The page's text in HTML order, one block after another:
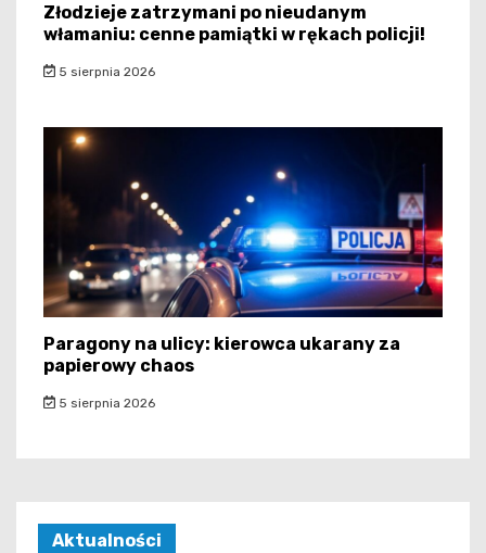
Złodzieje zatrzymani po nieudanym
włamaniu: cenne pamiątki w rękach policji!
5 sierpnia 2026
Paragony na ulicy: kierowca ukarany za
papierowy chaos
5 sierpnia 2026
Aktualności